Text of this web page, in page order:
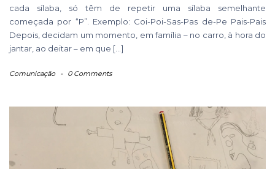
cada sílaba, só têm de repetir uma sílaba semelhante
começada por “P”. Exemplo: Coi-Poi-Sas-Pas de-Pe Pais-Pais
Depois, decidam um momento, em família – no carro, à hora do
jantar, ao deitar – em que […]
Comunicação - 0 Comments